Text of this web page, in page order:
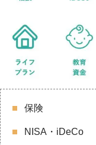
保険
NISA・iDeCo